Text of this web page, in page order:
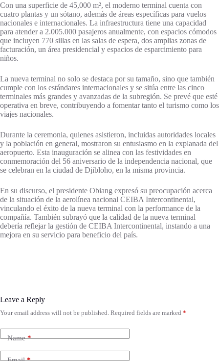
Con una superficie de 45,000 m², el moderno terminal cuenta con
cuatro plantas y un sótano, además de áreas específicas para vuelos
nacionales e internacionales. La infraestructura tiene una capacidad
para atender a 2.005.000 pasajeros anualmente, con espacios cómodos
que incluyen 770 sillas en las salas de espera, dos amplias zonas de
facturación, un área presidencial y espacios de esparcimiento para
niños.
La nueva terminal no solo se destaca por su tamaño, sino que también
cumple con los estándares internacionales y se sitúa entre las cinco
terminales más grandes y avanzadas de la subregión. Se prevé que esté
operativa en breve, contribuyendo a fomentar tanto el turismo como los
viajes nacionales.
Durante la ceremonia, quienes asistieron, incluidas autoridades locales
y la población en general, mostraron su entusiasmo en la explanada del
aeropuerto. Esta inauguración se alinea con las festividades en
conmemoración del 56 aniversario de la independencia nacional, que
se celebran en la ciudad de Djibloho, en la misma provincia.
En su discurso, el presidente Obiang expresó su preocupación acerca
de la situación de la aerolínea nacional CEIBA Intercontinental,
vinculando el éxito de la nueva terminal con la performance de la
compañía. También subrayó que la calidad de la nueva terminal
debería reflejar la gestión de CEIBA Intercontinental, instando a una
mejora en su servicio para beneficio del país.
Leave a Reply
Your email address will not be published. Required fields are marked *
Name*